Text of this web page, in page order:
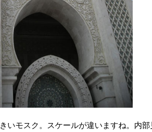
いモスク。スケールが違いますね。内